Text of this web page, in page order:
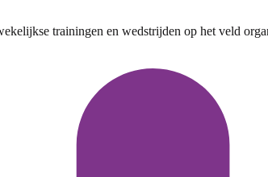
trainingen en wedstrijden op het veld